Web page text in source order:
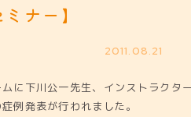
ミナー】
2011.08.21
に下川公一先生、インストラクタ
例発表が行われました。